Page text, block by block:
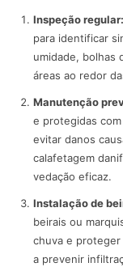
Inspeção regular:
para identificar
umidade, bolhas
áreas ao redor
Manutenção
e protegidas
evitar danos
calafetagem
vedação eficaz.
Instalação de
beirais ou
chuva e proteger
a prevenir